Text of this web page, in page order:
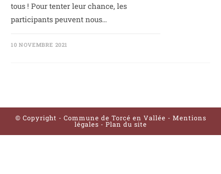
tous ! Pour tenter leur chance, les
participants peuvent nous…
10 NOVEMBRE 2021
© Copyright - Commune de Torcé en Vallée - Mentions
légales - Plan du site